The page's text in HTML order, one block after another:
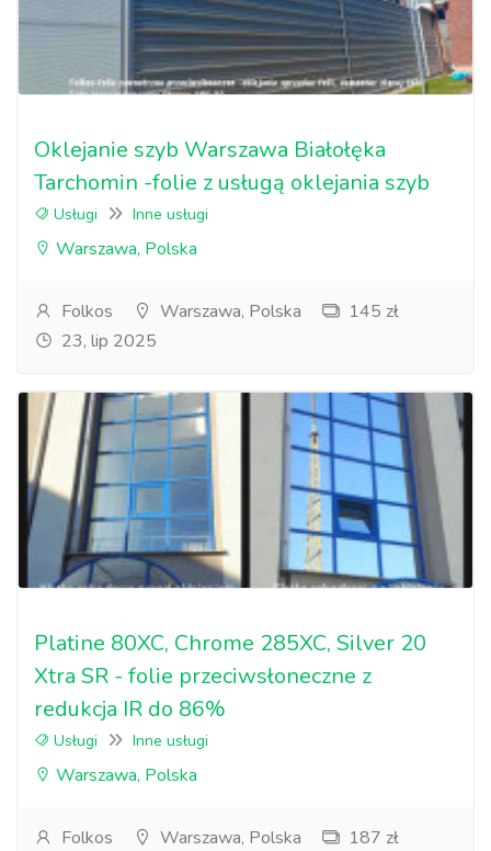
Oklejanie szyb Warszawa Białołęka
Tarchomin -folie z usługą oklejania szyb
Usługi Inne usługi
Warszawa, Polska
Folkos Warszawa, Polska
145 zł
23, lip 2025
Platine 80XC, Chrome 285XC, Silver 20
Xtra SR - folie przeciwsłoneczne z
redukcja IR do 86%
Usługi Inne usługi
Warszawa, Polska
Folkos Warszawa, Polska
187 zł